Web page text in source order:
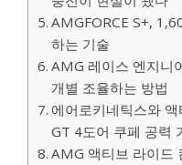
AMGFORCE S+,
하는 기술
AMG 레이스 엔지니
개별 조율하는 방법
에어로키네틱스와
GT 4도어 쿠페 공력
AMG 액티브 라이드